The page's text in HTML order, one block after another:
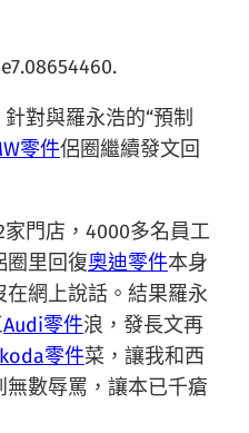
對與羅永浩的“預制
零件侶圈繼續發文回
家門店，4000多名員工
圈里回復奧迪零件本身
網上說話。結果羅永
Audi零件浪，發長文再
零件菜，讓我和西
無數辱罵，讓本已千瘡